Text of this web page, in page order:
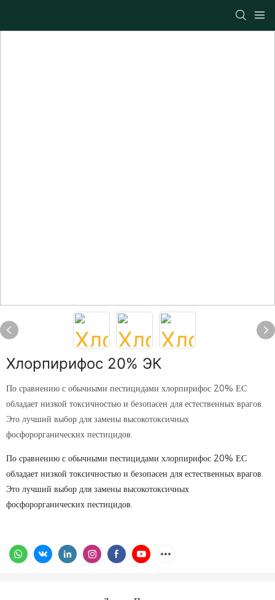
Хлорпирифос 20% ЭК
По сравнению с обычными пестицидами хлорпирифос 20% ЕС
обладает низкой токсичностью и безопасен для естественных врагов.
Это лучший выбор для замены высокотоксичных
фосфорорганических пестицидов.
По сравнению с обычными пестицидами хлорпирифос 20% ЕС
обладает низкой токсичностью и безопасен для естественных врагов.
Это лучший выбор для замены высокотоксичных
фосфорорганических пестицидов.